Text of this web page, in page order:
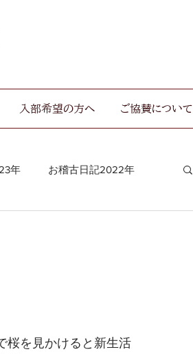
入部希望の方へ ご協賛について
年 お稽古日記2022年
桜を見かけると新生活